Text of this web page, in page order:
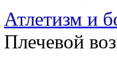
Атлетизм и
Плечевой